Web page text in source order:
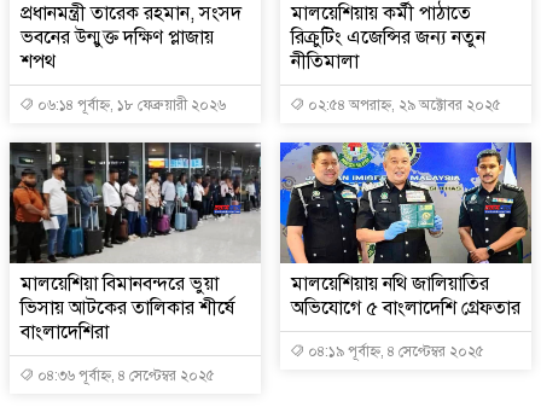
প্রধানমন্ত্রী তারেক রহমান, সংসদ
ভবনের উন্মুক্ত দক্ষিণ প্লাজায়
শপথ
০৬:১৪ পূর্বাহ্ন, ১৮ ফেব্রুয়ারী ২০২৬
মালয়েশিয়ায় কর্মী পাঠাতে
রিক্রুটিং এজেন্সির জন্য নতুন
নীতিমালা
০২:৫৪ অপরাহ্ন, ২৯ অক্টোবর ২০২৫
মালয়েশিয়া বিমানবন্দরে ভুয়া
ভিসায় আটকের তালিকার শীর্ষে
বাংলাদেশিরা
০৪:৩৬ পূর্বাহ্ন, ৪ সেপ্টেম্বর ২০২৫
মালয়েশিয়ায় নথি জালিয়াতির
অভিযোগে ৫ বাংলাদেশি গ্রেফতার
০৪:১৯ পূর্বাহ্ন, ৪ সেপ্টেম্বর ২০২৫